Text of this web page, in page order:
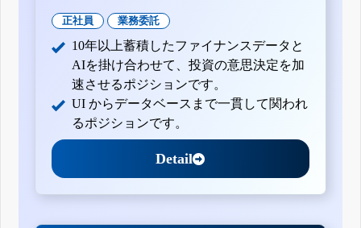
正社員 業務委託
10年以上蓄積したファイナンスデータと
AIを掛け合わせて、投資の意思決定を加
速させるポジションです。
UI からデータベースまで一貫して関われ
るポジションです。
Detail